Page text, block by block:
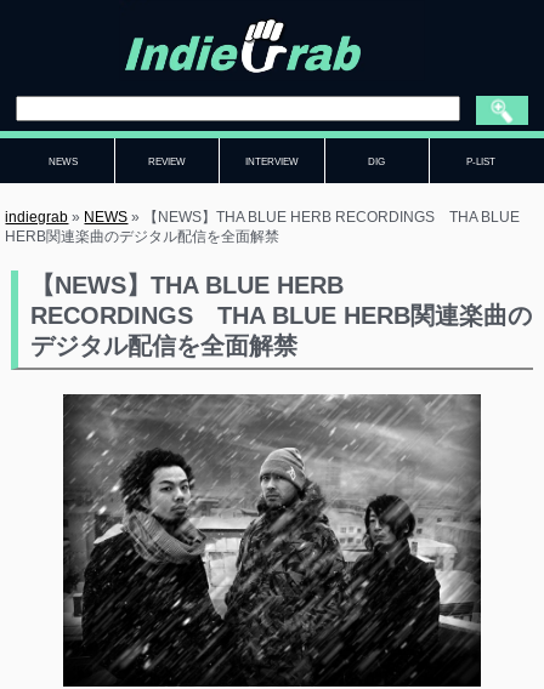
NEWS REVIEW INTERVIEW DIG P-LIST
indiegrab » NEWS »
【NEWS】THA BLUE HERB RECORDINGS THA BLUE
HERB関連楽曲のデジタル配信を全面解禁
【NEWS】THA BLUE HERB
RECORDINGS THA BLUE HERB関連楽曲の
デジタル配信を全面解禁